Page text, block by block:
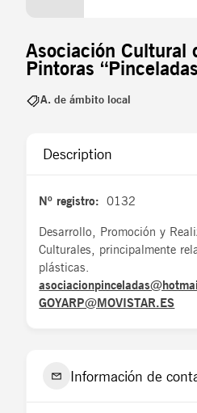
Asociación Cultural
Pintoras
A. de ámbito local
Description
Nº registro: 0132
Desarrollo, Promoción y
Culturales, principalmente
plásticas.
GOYARP@MOVISTAR.ES
Información de